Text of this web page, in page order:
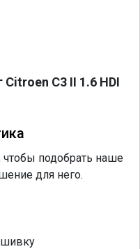
C3 II 1.6 HDI
подобрать наше
для него.